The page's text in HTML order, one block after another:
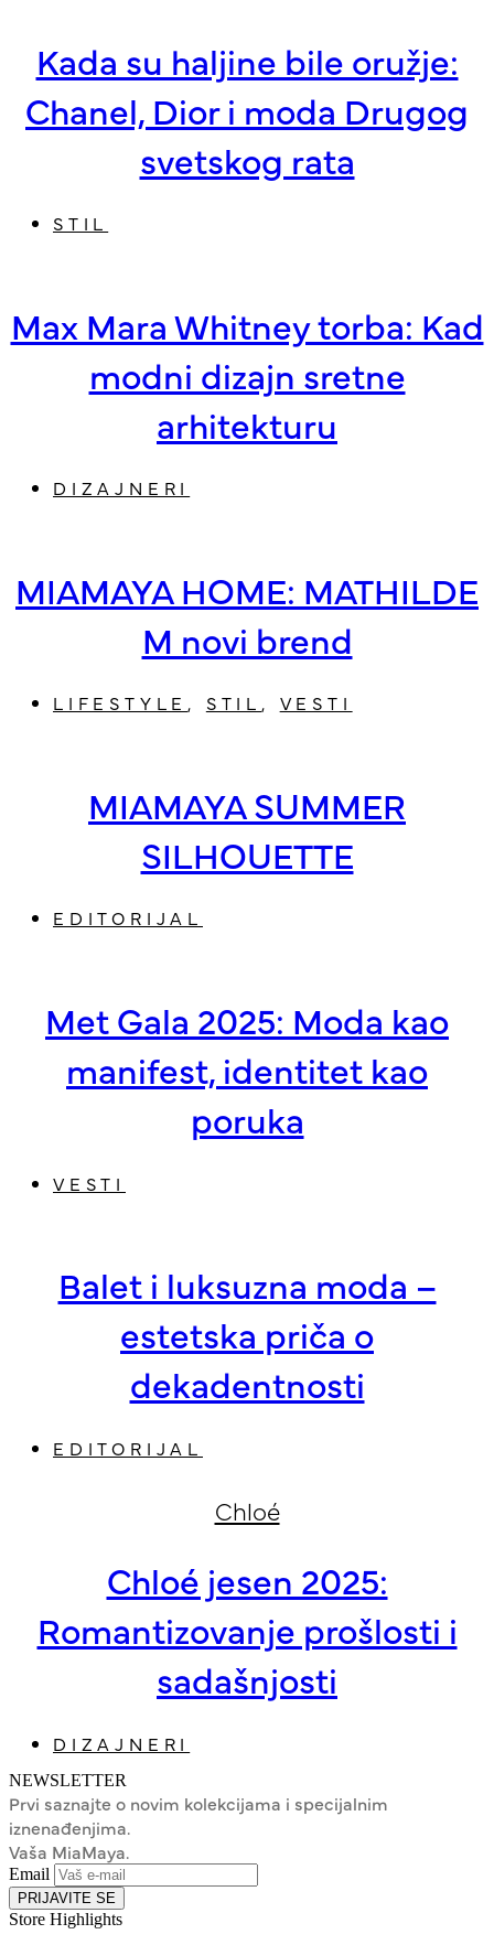
Kada su haljine bile oružje:
Chanel, Dior i moda Drugog
svetskog rata
STIL
Max Mara Whitney torba: Kad
modni dizajn sretne
arhitekturu
DIZAJNERI
MIAMAYA HOME: MATHILDE
M novi brend
LIFESTYLE , STIL , VESTI
MIAMAYA SUMMER
SILHOUETTE
EDITORIJAL
Met Gala 2025: Moda kao
manifest, identitet kao
poruka
VESTI
Balet i luksuzna moda –
estetska priča o
dekadentnosti
EDITORIJAL
Chloé
Chloé jesen 2025:
Romantizovanje prošlosti i
sadašnjosti
DIZAJNERI
NEWSLETTER
Prvi saznajte o novim kolekcijama i specijalnim
iznenađenjima.
Vaša MiaMaya.
Email
PRIJAVITE SE
Store Highlights